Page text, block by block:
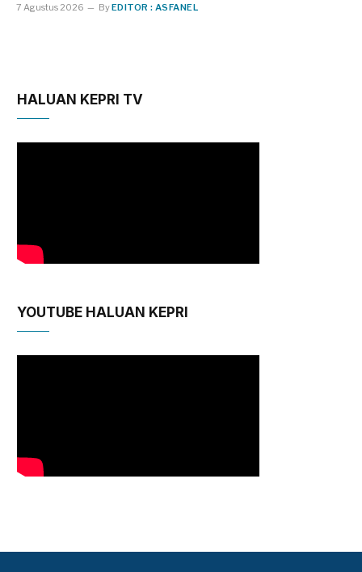
7 Agustus 2026 ByEDITOR : ASFANEL
HALUAN KEPRI TV
YOUTUBE HALUAN KEPRI